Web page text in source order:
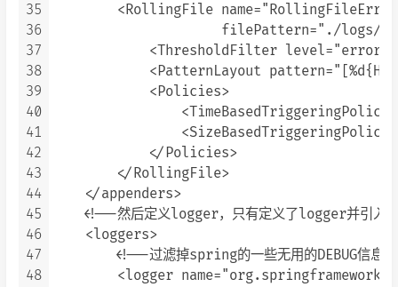
35
36
37
38
39
40
41
42
43
44
45
46
47
48
<RollingFile
filePattern="./logs/
<ThresholdFilter
<PatternLayout
            <Policies>
<SizeBasedTriggeringPolicy
            </Policies>
        </RollingFile>
    </appenders>
<!--然后定义logger，只有定义了logger并引
    <loggers>
<!--过滤掉spring的一些无用的DEBUG信息
<logger name="org.springframework"